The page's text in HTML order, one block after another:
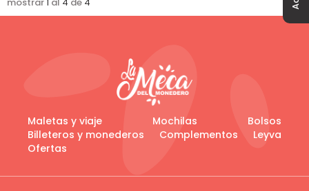
Maletas y viaje Mochilas
Bolsos
Billeteros y monederos
Complementos
Leyva
Ofertas